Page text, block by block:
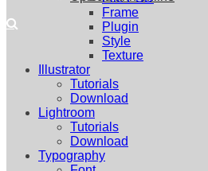
Frame
Plugin
Style
Texture
Illustrator
Tutorials
Download
Lightroom
Tutorials
Download
Typography